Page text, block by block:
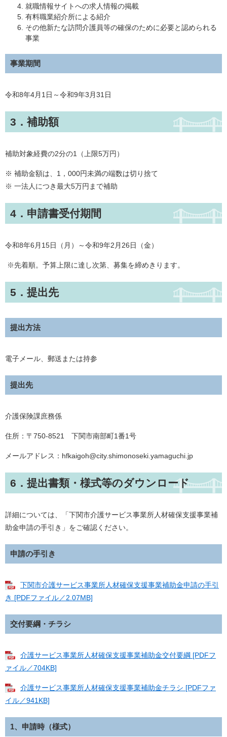
就職情報サイトへの求人情報の掲載
有料職業紹介所による紹介
その他新たな訪問介護員等の確保のために必要と認められる
事業
事業期間
令和8年4月1日～令和9年3月31日
3．補助額
補助対象経費の2分の1（上限5万円）
※ 補助金額は、1，000円未満の端数は切り捨て
※ 一法人につき最大5万円まで補助
4．申請書受付期間
令和8年6月15日（月）～令和9年2月26日（金）
※先着順。予算上限に達し次第、募集を締めきります。
5．提出先
提出方法
電子メール、郵送または持参
提出先
介護保険課庶務係
住所：〒750-8521 下関市南部町1番1号
メールアドレス：hfkaigoh@city.shimonoseki.yamaguchi.jp
6．提出書類・様式等のダウンロード
詳細については、「下関市介護サービス事業所人材確保支援事業補
助金申請の手引き」をご確認ください。
申請の手引き
下関市介護サービス事業所人材確保支援事業補助金申請の手引
き [PDFファイル／2.07MB]
交付要綱・チラシ
介護サービス事業所人材確保支援事業補助金交付要綱 [PDFフ
ァイル／704KB]
介護サービス事業所人材確保支援事業補助金チラシ [PDFファ
イル／941KB]
1、申請時（様式）